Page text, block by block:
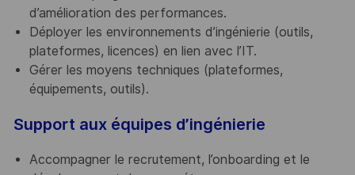
d’amélioration des performances.
Déployer les environnements d’ingénierie (outils,
plateformes, licences) en lien avec l’IT.
Gérer les moyens techniques (plateformes,
équipements, outils).
Support aux équipes d’ingénierie
Accompagner le recrutement, l’onboarding et le